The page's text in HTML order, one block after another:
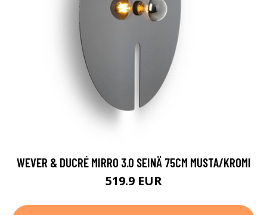
WEVER & DUCRÉ MIRRO 3.0 SEINÄ 75CM MUSTA/KROMI
519.9 EUR